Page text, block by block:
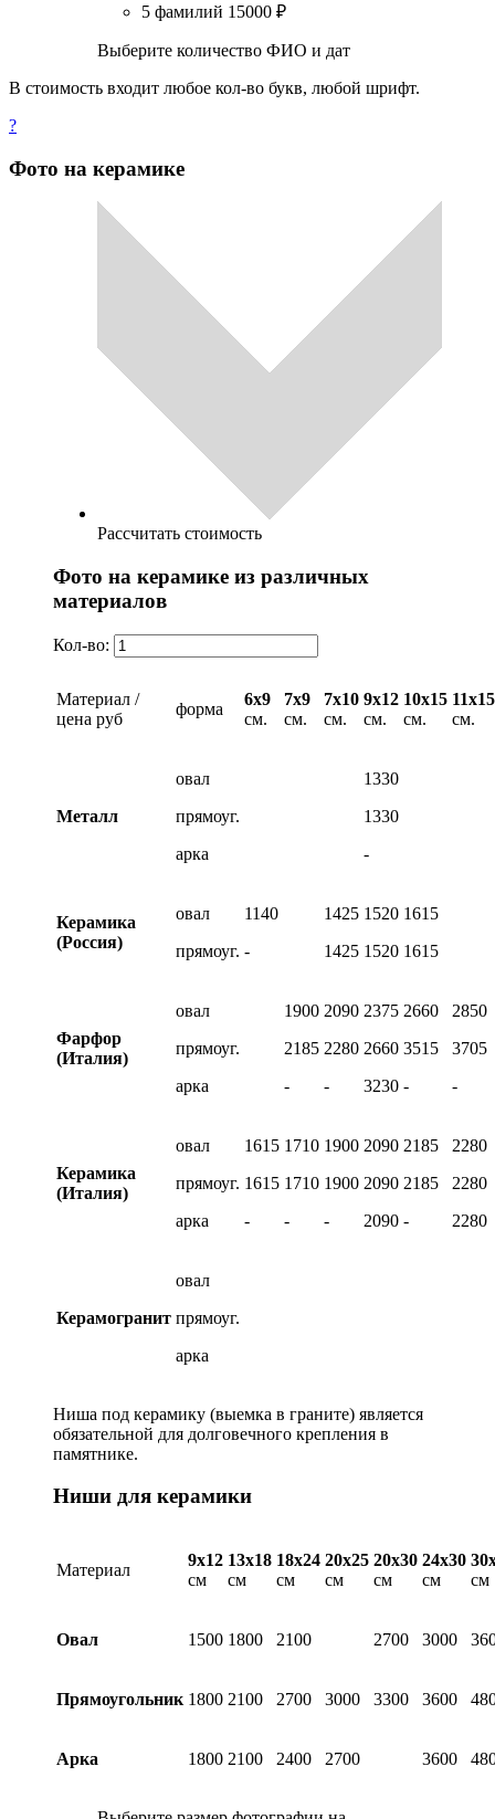
5 фамилий 15000 ₽
Выберите количество ФИО и дат
В стоимость входит любое кол-во букв, любой шрифт.
?
Фото на керамике
Рассчитать стоимость
Фото на керамике из различных
материалов
Кол-во:
Материал /
цена руб
форма
6х9
см.
7х9
см.
7х10
см.
9х12
см.
10х15
см.
11х15
см.
Металл
овал
прямоуг.
арка
1330
1330
-
Керамика
(Россия)
овал
прямоуг.
1140
-
1425
1425
1520
1520
1615
1615
Фарфор
(Италия)
овал
прямоуг.
арка
1900
2185
-
2090
2280
-
2375
2660
3230
2660
3515
-
2850
3705
-
Керамика
(Италия)
овал
прямоуг.
арка
1615
1615
-
1710
1710
-
1900
1900
-
2090
2090
2090
2185
2185
-
2280
2280
2280
Керамогранит
овал
прямоуг.
арка
Ниша под керамику (выемка в граните) является
обязательной для долговечного крепления в
памятнике.
Ниши для керамики
Материал
9х12
см
13х18
см
18х24
см
20х25
см
20х30
см
24х30
см
см
Овал 1500 1800 2100 2700 3000
Прямоугольник 1800 2100 2700 3000 3300 3600
Арка 1800 2100 2400 2700 3600